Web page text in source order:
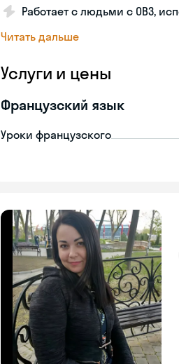
Работает с людьми с ОВЗ,
Читать дальше
Услуги и цены
Французский язык
Уроки французского